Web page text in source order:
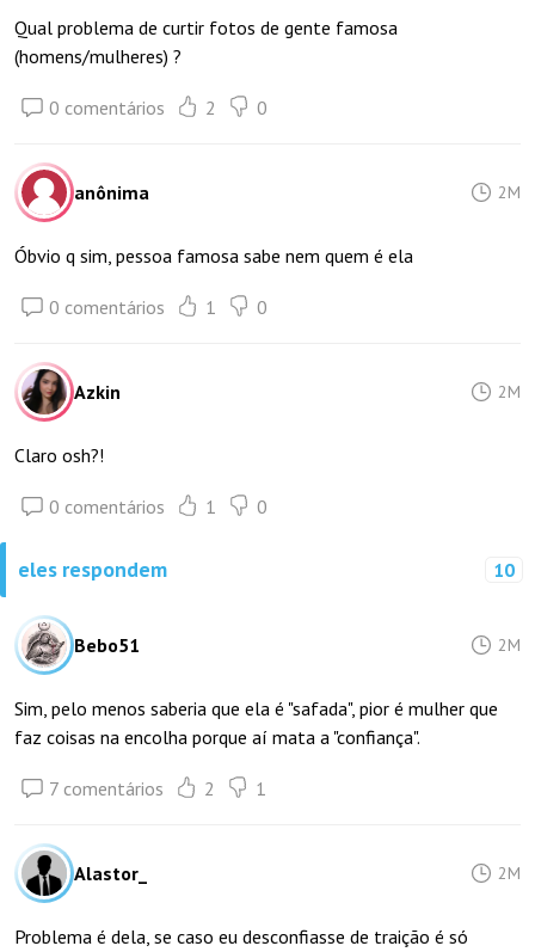
Qual problema de curtir fotos de gente famosa
(homens/mulheres) ?
0 comentários 2 0
anônima 2M
Óbvio q sim, pessoa famosa sabe nem quem é ela
0 comentários 1 0
Azkin 2M
Claro osh?!
0 comentários 1 0
eles respondem 10
Bebo51 2M
Sim, pelo menos saberia que ela é "safada", pior é mulher que
faz coisas na encolha porque aí mata a "confiança".
7 comentários 2 1
Alastor_ 2M
Problema é dela, se caso eu desconfiasse de traição é só